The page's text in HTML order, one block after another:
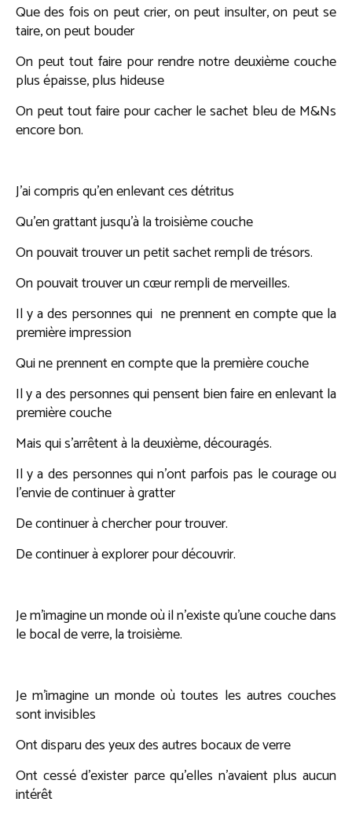
Que des fois on peut crier, on peut insulter, on peut se
taire, on peut bouder
On peut tout faire pour rendre notre deuxième couche
plus épaisse, plus hideuse
On peut tout faire pour cacher le sachet bleu de M&Ns
encore bon.
J’ai compris qu’en enlevant ces détritus
Qu’en grattant jusqu’à la troisième couche
On pouvait trouver un petit sachet rempli de trésors.
On pouvait trouver un cœur rempli de merveilles.
Il y a des personnes qui ne prennent en compte que la
première impression
Qui ne prennent en compte que la première couche
Il y a des personnes qui pensent bien faire en enlevant la
première couche
Mais qui s’arrêtent à la deuxième, découragés.
Il y a des personnes qui n’ont parfois pas le courage ou
l’envie de continuer à gratter
De continuer à chercher pour trouver.
De continuer à explorer pour découvrir.
Je m’imagine un monde où il n’existe qu’une couche dans
le bocal de verre, la troisième.
Je m’imagine un monde où toutes les autres couches
sont invisibles
Ont disparu des yeux des autres bocaux de verre
Ont cessé d’exister parce qu’elles n’avaient plus aucun
intérêt